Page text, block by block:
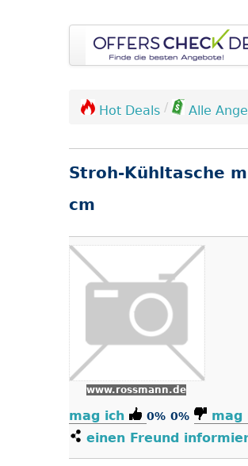
Hot Deals / Alle
Stroh-Kühltasche
cm
www.rossmann.de
mag ich 0% 0% mag
einen Freund